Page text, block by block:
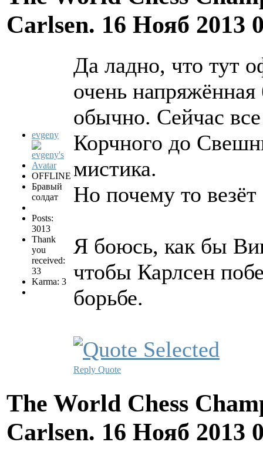
Carlsen. 16 Нояб 2013
evgeny
OFFLINE
Бравый
солдат
Posts:
3013
Thank
you
received:
33
Karma: 3
Да ладно, что тут
очень
обычно. Сейчас
Корчного до
мистика.
Но почему то
Я боюсь, как бы
чтобы Карлсен
борьбе.
Reply Quote
The World Chess
Carlsen. 16 Нояб 2013